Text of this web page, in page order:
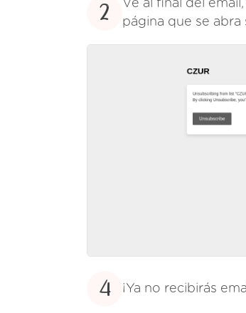
2 Ve al final del
página que se abra
4 ¡Ya no recibirás